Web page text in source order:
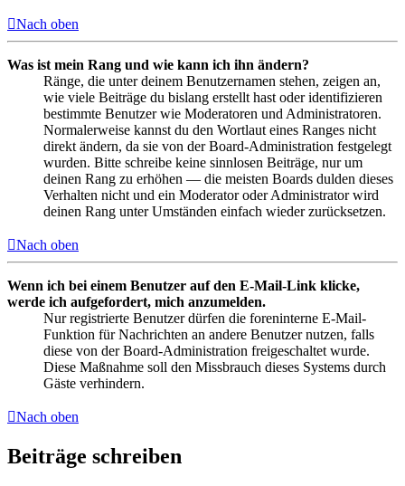
Nach oben
Was ist mein Rang und wie kann ich ihn ändern?
Ränge, die unter deinem Benutzernamen stehen, zeigen an,
wie viele Beiträge du bislang erstellt hast oder identifizieren
bestimmte Benutzer wie Moderatoren und Administratoren.
Normalerweise kannst du den Wortlaut eines Ranges nicht
direkt ändern, da sie von der Board-Administration festgelegt
wurden. Bitte schreibe keine sinnlosen Beiträge, nur um
deinen Rang zu erhöhen — die meisten Boards dulden dieses
Verhalten nicht und ein Moderator oder Administrator wird
deinen Rang unter Umständen einfach wieder zurücksetzen.
Nach oben
Wenn ich bei einem Benutzer auf den E-Mail-Link klicke,
werde ich aufgefordert, mich anzumelden.
Nur registrierte Benutzer dürfen die foreninterne E-Mail-
Funktion für Nachrichten an andere Benutzer nutzen, falls
diese von der Board-Administration freigeschaltet wurde.
Diese Maßnahme soll den Missbrauch dieses Systems durch
Gäste verhindern.
Nach oben
Beiträge schreiben